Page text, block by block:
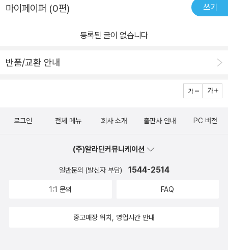
어져 있지 않기 때문이다. 이것이 어려운 점이다. 세상에 영적 스승들
이 필요한 이유는 이 때문이다. 루퍼트 스파이라는 우리가 늘 지금 여
하도록 차근차근 안내한다. 우리의 본성인 순수한 앎, 현존, 행복뿐 아
하면서 우리가 지금 바로 여기에 있는 진실에 눈을 뜨도록 돕는다. 루
퍼트 스파이라의 독특한 점은 어떤 철학이나 수행법을 가르치는 것이
아니라, 우리가 현재 경험하는 생각, 느낌, 감각 등 ‘직접 경험’을 살펴
돕는다는 것이다. 이 방법은 인도 영적 전통의 한 갈래인 ‘직접적인 길
이 무엇인지를, 이 세계의 진실이 무엇인지를 알고 싶은 독자, 진리를
찾는 길을 걷다가 길을 잃어버린 혹은 결실을 보지 못한 구도자, 진정
마이페이퍼 (0편) 쓰기
등록된 글이 없습니다
반품/교환 안내
로그인 전체 메뉴 회사 소개 출판사 안내 PC 버전
(주)알라딘커뮤니케이션
일반문의 (발신자 부담) 1544-2514
1:1 문의 FAQ
중고매장 위치, 영업시간 안내